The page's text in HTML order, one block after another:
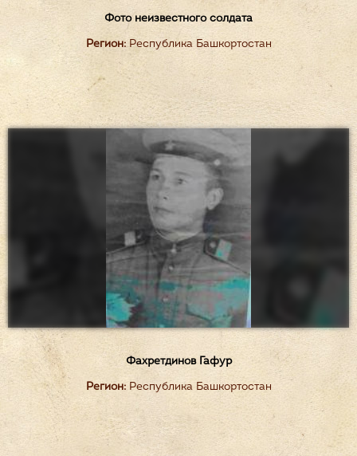
Фото неизвестного солдата
Регион:Республика Башкортостан
Фахретдинов Гафур
Регион:Республика Башкортостан